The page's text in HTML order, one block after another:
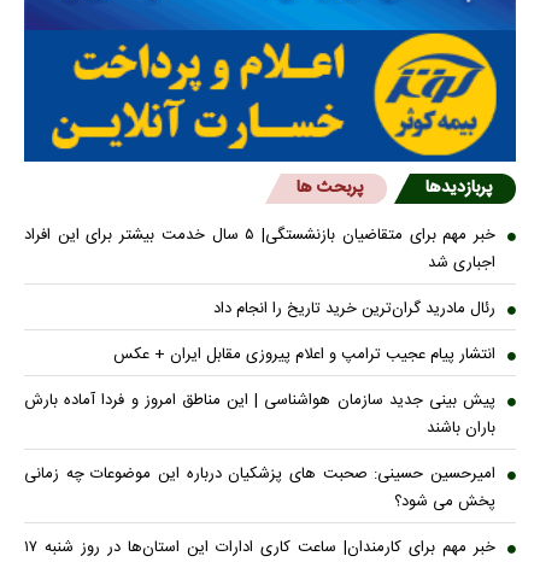
پربازدیدها پربحث ها
خبر مهم برای متقاضیان بازنشستگی| ۵ سال خدمت بیشتر برای این افراد
اجباری شد
رئال مادرید گران‌ترین خرید تاریخ را انجام داد
انتشار پیام عجیب ترامپ و اعلام پیروزی مقابل ایران + عکس
پیش بینی جدید سازمان هواشناسی | این مناطق امروز و فردا آماده بارش
باران باشند
امیرحسین حسینی: صحبت های پزشکیان درباره این موضوعات چه زمانی
پخش می شود؟
خبر مهم برای کارمندان| ساعت کاری ادارات این استان‌ها در روز شنبه ۱۷